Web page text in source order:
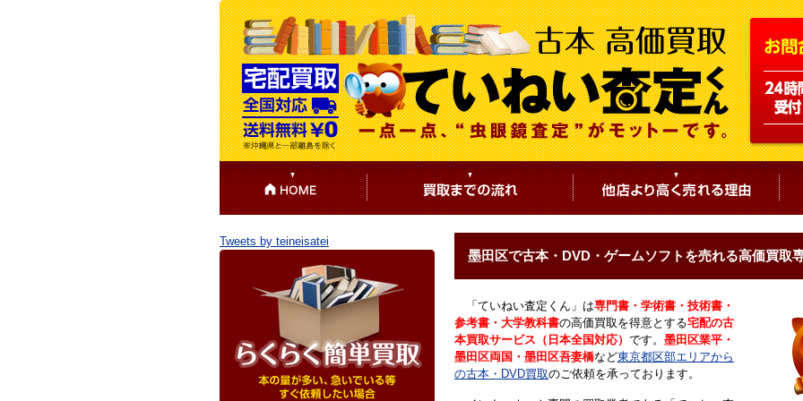
墨田区で古本・DVD・ゲームソフトを売れる高価買取
「ていねい査定くん」は専門書・学術書・技術書・
参考書・大学教科書の高価買取を得意とする宅配の古
本買取サービス（日本全国対応） です。 墨田区業平・
墨田区両国・墨田区吾妻橋など東京都区部エリアから
の古本・DVD買取のご依頼を承っております。
Tweets by teineisatei